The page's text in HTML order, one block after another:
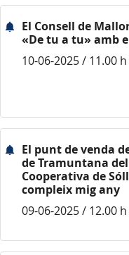
El Consell de
«De tu a tu» amb
10-06-2025 / 11.00 h
El punt de venda
de Tramuntana
Cooperativa de
compleix mig any
09-06-2025 / 12.00 h